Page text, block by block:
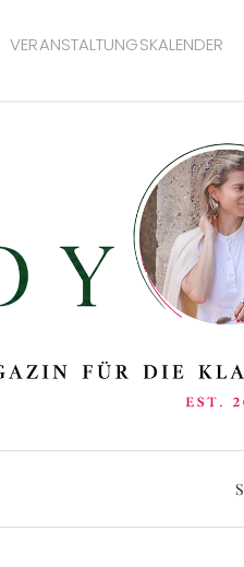
VERANSTALTUNGSKALENDER